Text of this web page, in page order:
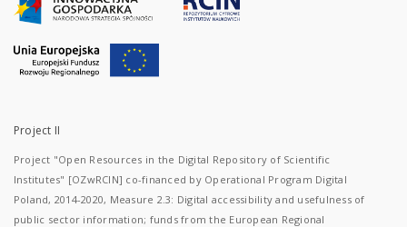
Project II
Project "Open Resources in the Digital Repository of Scientific
Institutes" [OZwRCIN] co-financed by Operational Program Digital
Poland, 2014-2020, Measure 2.3: Digital accessibility and usefulness of
public sector information; funds from the European Regional